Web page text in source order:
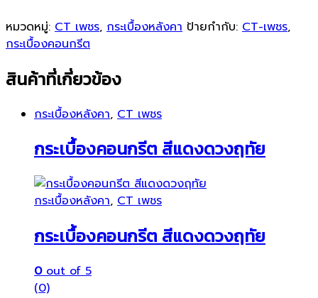
หมวดหมู่: CT เพชร, กระเบื้องหลังคา ป้ายกำกับ: CT-เพชร,
กระเบื้องคอนกรีต
สินค้าที่เกี่ยวข้อง
กระเบื้องหลังคา, CT เพชร
กระเบื้องคอนกรีต สีแดงดวงฤทัย
กระเบื้องหลังคา, CT เพชร
กระเบื้องคอนกรีต สีแดงดวงฤทัย
0out of 5
(0)